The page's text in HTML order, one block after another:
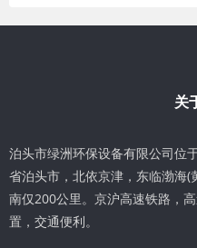
关
泊头市绿洲环保设备有限公司位
省泊头市，北依京津，东临渤海
南仅200公里。京沪高速铁路，
置，交通便利。